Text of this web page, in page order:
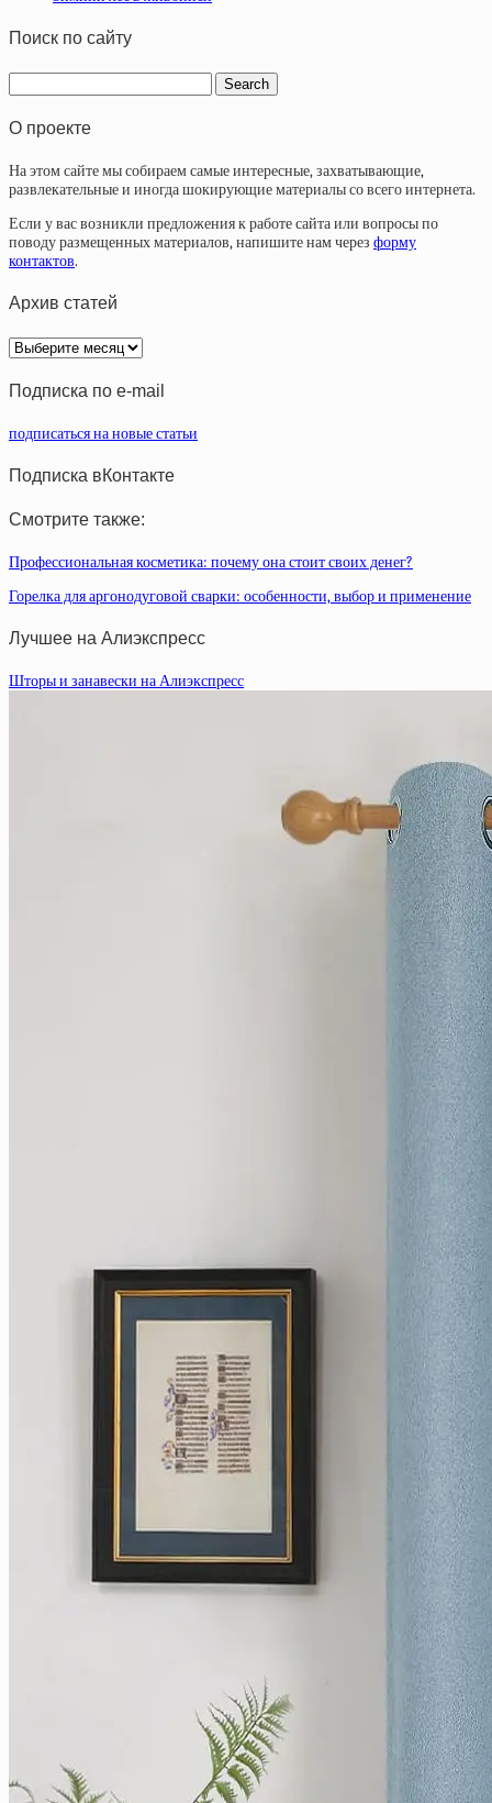
Поиск по сайту
О проекте
На этом сайте мы собираем самые интересные, захватывающие,
развлекательные и иногда шокирующие материалы со всего интернета.
Если у вас возникли предложения к работе сайта или вопросы по
поводу размещенных материалов, напишите нам через форму
контактов.
Архив статей
Архив
статей
Подписка по e-mail
подписаться на новые статьи
Подписка вКонтакте
Смотрите также:
Профессиональная косметика: почему она стоит своих денег?
Горелка для аргонодуговой сварки: особенности, выбор и применение
Лучшее на Алиэкспресс
Шторы и занавески на Алиэкспресс